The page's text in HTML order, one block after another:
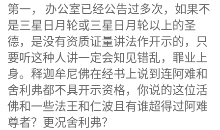
第一， 办公室已经公告过多次，如果不
是三星日月轮或三星日月轮以上的圣
德，是没有资质证量讲法作开示的，只
要听这种人讲一定会知见错乱，罪业上
身。释迦牟尼佛在经书上说到连阿难和
舍利弗都不具开示资格，你说的这位活
佛和一些法王和仁波且有谁超得过阿难
尊者？更况舍利弗？